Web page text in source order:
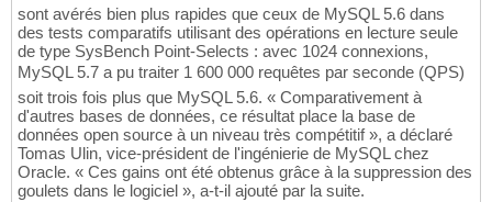
sont avérés bien plus rapides que ceux de MySQL 5.6 dans
des tests comparatifs utilisant des opérations en lecture seule
de type SysBench Point-Selects : avec 1024 connexions,
MySQL 5.7 a pu traiter 1 600 000 requêtes par seconde (QPS) 
soit trois fois plus que MySQL 5.6. « Comparativement à
d'autres bases de données, ce résultat place la base de
données open source à un niveau très compétitif », a déclaré
Tomas Ulin, vice-président de l'ingénierie de MySQL chez
Oracle. « Ces gains ont été obtenus grâce à la suppression des
goulets dans le logiciel », a-t-il ajouté par la suite.